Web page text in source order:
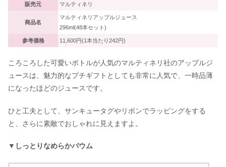
販売元 マルティネリ
商品名
マルティネリアップルジュース
296ml(48本セット)
参考価格 11,600円(1本当たり242円)
ころころした可愛いボトルが人気のマルティネリ社のアップルジ
ュースは、魅力的なプチギフトとしても非常に人気で、一時品薄
になったほどのジュースです。
ひと工夫として、サンキュータグやリボンでラッピングをする
と、さらに素敵でおしゃれに見えますよ。
▼しっとりなめらかバウム